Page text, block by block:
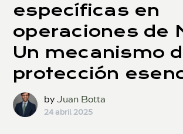
específicas en
operaciones de
Un mecanismo
protección
by Juan Botta
24 abril 2025